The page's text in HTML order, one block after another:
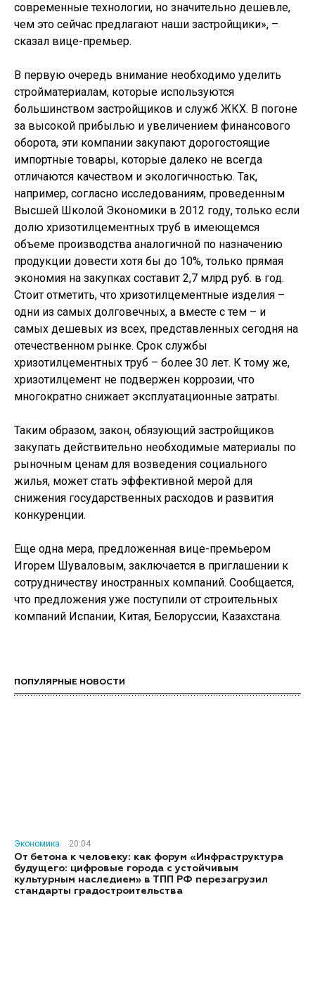
современные технологии, но значительно дешевле,
чем это сейчас предлагают наши застройщики», –
сказал вице-премьер.
В первую очередь внимание необходимо уделить
стройматериалам, которые используются
большинством застройщиков и служб ЖКХ. В погоне
за высокой прибылью и увеличением финансового
оборота, эти компании закупают дорогостоящие
импортные товары, которые далеко не всегда
отличаются качеством и экологичностью. Так,
например, согласно исследованиям, проведенным
Высшей Школой Экономики в 2012 году, только если
долю хризотилцементных труб в имеющемся
объеме производства аналогичной по назначению
продукции довести хотя бы до 10%, только прямая
экономия на закупках составит 2,7 млрд руб. в год.
Стоит отметить, что хризотилцементные изделия –
одни из самых долговечных, а вместе с тем – и
самых дешевых из всех, представленных сегодня на
отечественном рынке. Срок службы
хризотилцементных труб – более 30 лет. К тому же,
хризотилцемент не подвержен коррозии, что
многократно снижает эксплуатационные затраты.
Таким образом, закон, обязующий застройщиков
закупать действительно необходимые материалы по
рыночным ценам для возведения социального
жилья, может стать эффективной мерой для
снижения государственных расходов и развития
конкуренции.
Еще одна мера, предложенная вице-премьером
Игорем Шуваловым, заключается в приглашении к
сотрудничеству иностранных компаний. Сообщается,
что предложения уже поступили от строительных
компаний Испании, Китая, Белоруссии, Казахстана.
ПОПУЛЯРНЫЕ НОВОСТИ
Экономика
20:04
От бетона к человеку: как форум «Инфраструктура
будущего: цифровые города с устойчивым
культурным наследием» в ТПП РФ перезагрузил
стандарты градостроительства